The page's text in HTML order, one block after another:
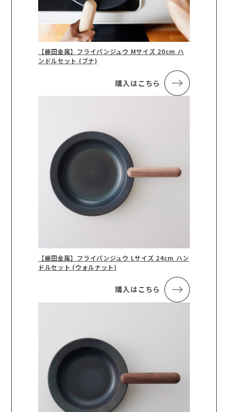
【藤田金属】フライパンジュウ Mサイズ 20cm ハ
ンドルセット (ブナ)
購入はこちら
【藤田金属】フライパンジュウ Lサイズ 24cm ハン
ドルセット (ウォルナット)
購入はこちら